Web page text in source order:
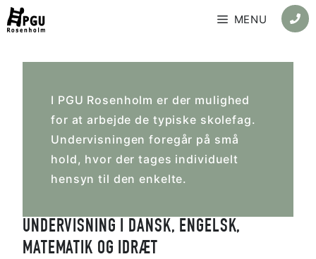
Skip
to
MENU
I PGU Rosenholm er der mulighed
for at arbejde de typiske skolefag.
Undervisningen foregår på små
hold, hvor der tages individuelt
hensyn til den enkelte.
UNDERVISNING I DANSK, ENGELSK,
MATEMATIK OG IDRÆT